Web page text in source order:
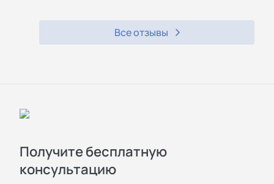
Все отзывы
Получите бесплатную
консультацию